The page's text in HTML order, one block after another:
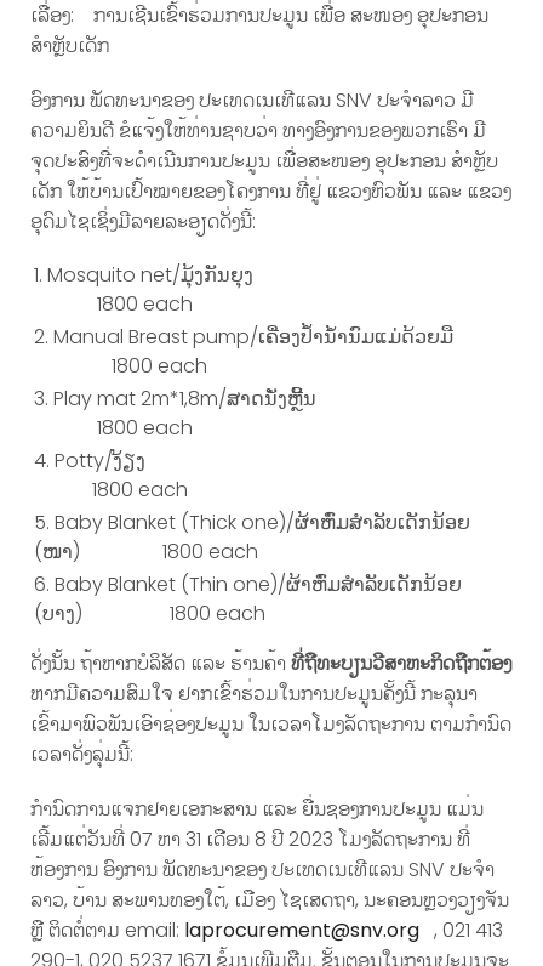
ເລື່ອງ: ການເຊີນເຂົ້າຮ່ວມການປະມູນ ເພື່ອ ສະໜອງ ອຸປະກອນ
ສໍາຫຼັບເດັກ
ອົງການ ພັດທະນາຂອງ ປະເທດເນເທີແລນ SNV ປະຈໍາລາວ ມີ
ຄວາມຍິນດີ ຂໍແຈ້ງໃຫ້ທ່ານຊາບວ່າ ທາງອົງການຂອງພວກເຮົາ ມີ
ຈຸດປະສົງທີ່ຈະດໍາເນີນການປະມູນ ເພື່ອສະໜອງ ອຸປະກອນ ສໍາຫຼັບ
ເດັກ ໃຫ້ບ້ານເປົ້າໝາຍຂອງໂຄງການ ທີ່ຢູ່ ແຂວງຫົວພັນ ແລະ ແຂວງ
ອຸດົມໄຊເຊິ່ງມີລາຍລະອຽດດັ່ງນີ້:
Mosquito net/ມຸ້ງກັນຍຸງ
1800 each
Manual Breast pump/ເຄື່ອງປໍ້ານໍ້ານົມແມ່ດ້ວຍມື
1800 each
Play mat 2m*1,8m/ສາດນັ່ງຫຼີ້ນ
1800 each
Potty/ງ້ຽງ
1800 each
Baby Blanket (Thick one)/ຜ້າຫົ່ມສໍາລັບເດັກນ້ອຍ
(ໜາ) 1800 each
Baby Blanket (Thin one)/ຜ້າຫົ່ມສໍາລັບເດັກນ້ອຍ
(ບາງ) 1800 each
ດັ່ງນັ້ນ ຖ້າຫາກບໍລິສັດ ແລະ ຮ້ານຄ້າ ທີ່ຖືທະບຽນວີສາຫະກິດຖືກຕ້ອງ
ຫາກມີຄວາມສົມໃຈ ຢາກເຂົ້າຮ່ວມໃນການປະມູນຄັ້ງນີ້ ກະລຸນາ
ເຂົ້າມາພົວພັນເອົາຊ່ອງປະມູນ ໃນເວລາໂມງລັດຖະການ ຕາມກໍານົດ
ເວລາດັ່ງລຸ່ມນີ້:
ກໍານົດການແຈກຢາຍເອກະສານ ແລະ ຍື່ນຊອງການປະມູນ ແມ່ນ
ເລີ້ມແຕ່ວັນທີ່ 07 ຫາ 31 ເດືອນ 8 ປີ 2023 ໂມງລັດຖະການ ທີ່
ຫ້ອງການ ອົງການ ພັດທະນາຂອງ ປະເທດເນເທີແລນ SNV ປະຈໍາ
ລາວ, ບ້ານ ສະພານທອງໃຕ້, ເມືອງ ໄຊເສດຖາ, ນະຄອນຫຼວງວຽງຈັນ
ຫຼື ຕິດຕໍ່ຕາມ email: laprocurement@snv.org , 021 413